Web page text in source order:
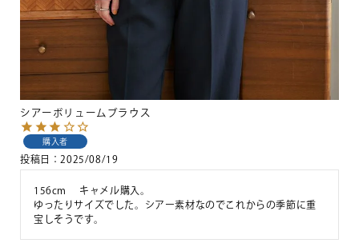
シアーボリュームブラウス
購入者
投稿日 2025/08/19
156cm 　キャメル購入。
ゆったりサイズでした。シアー素材なのでこれからの季節に重
宝しそうです。